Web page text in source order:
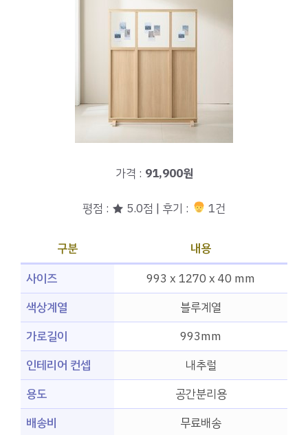
가격 : 91,900원
평점 : ★ 5.0점 | 후기 : 1건
구분
내용
사이즈
993 x 1270 x 40 mm
색상계열
블루계열
가로길이
993mm
인테리어 컨셉
내추럴
용도
공간분리용
배송비
무료배송